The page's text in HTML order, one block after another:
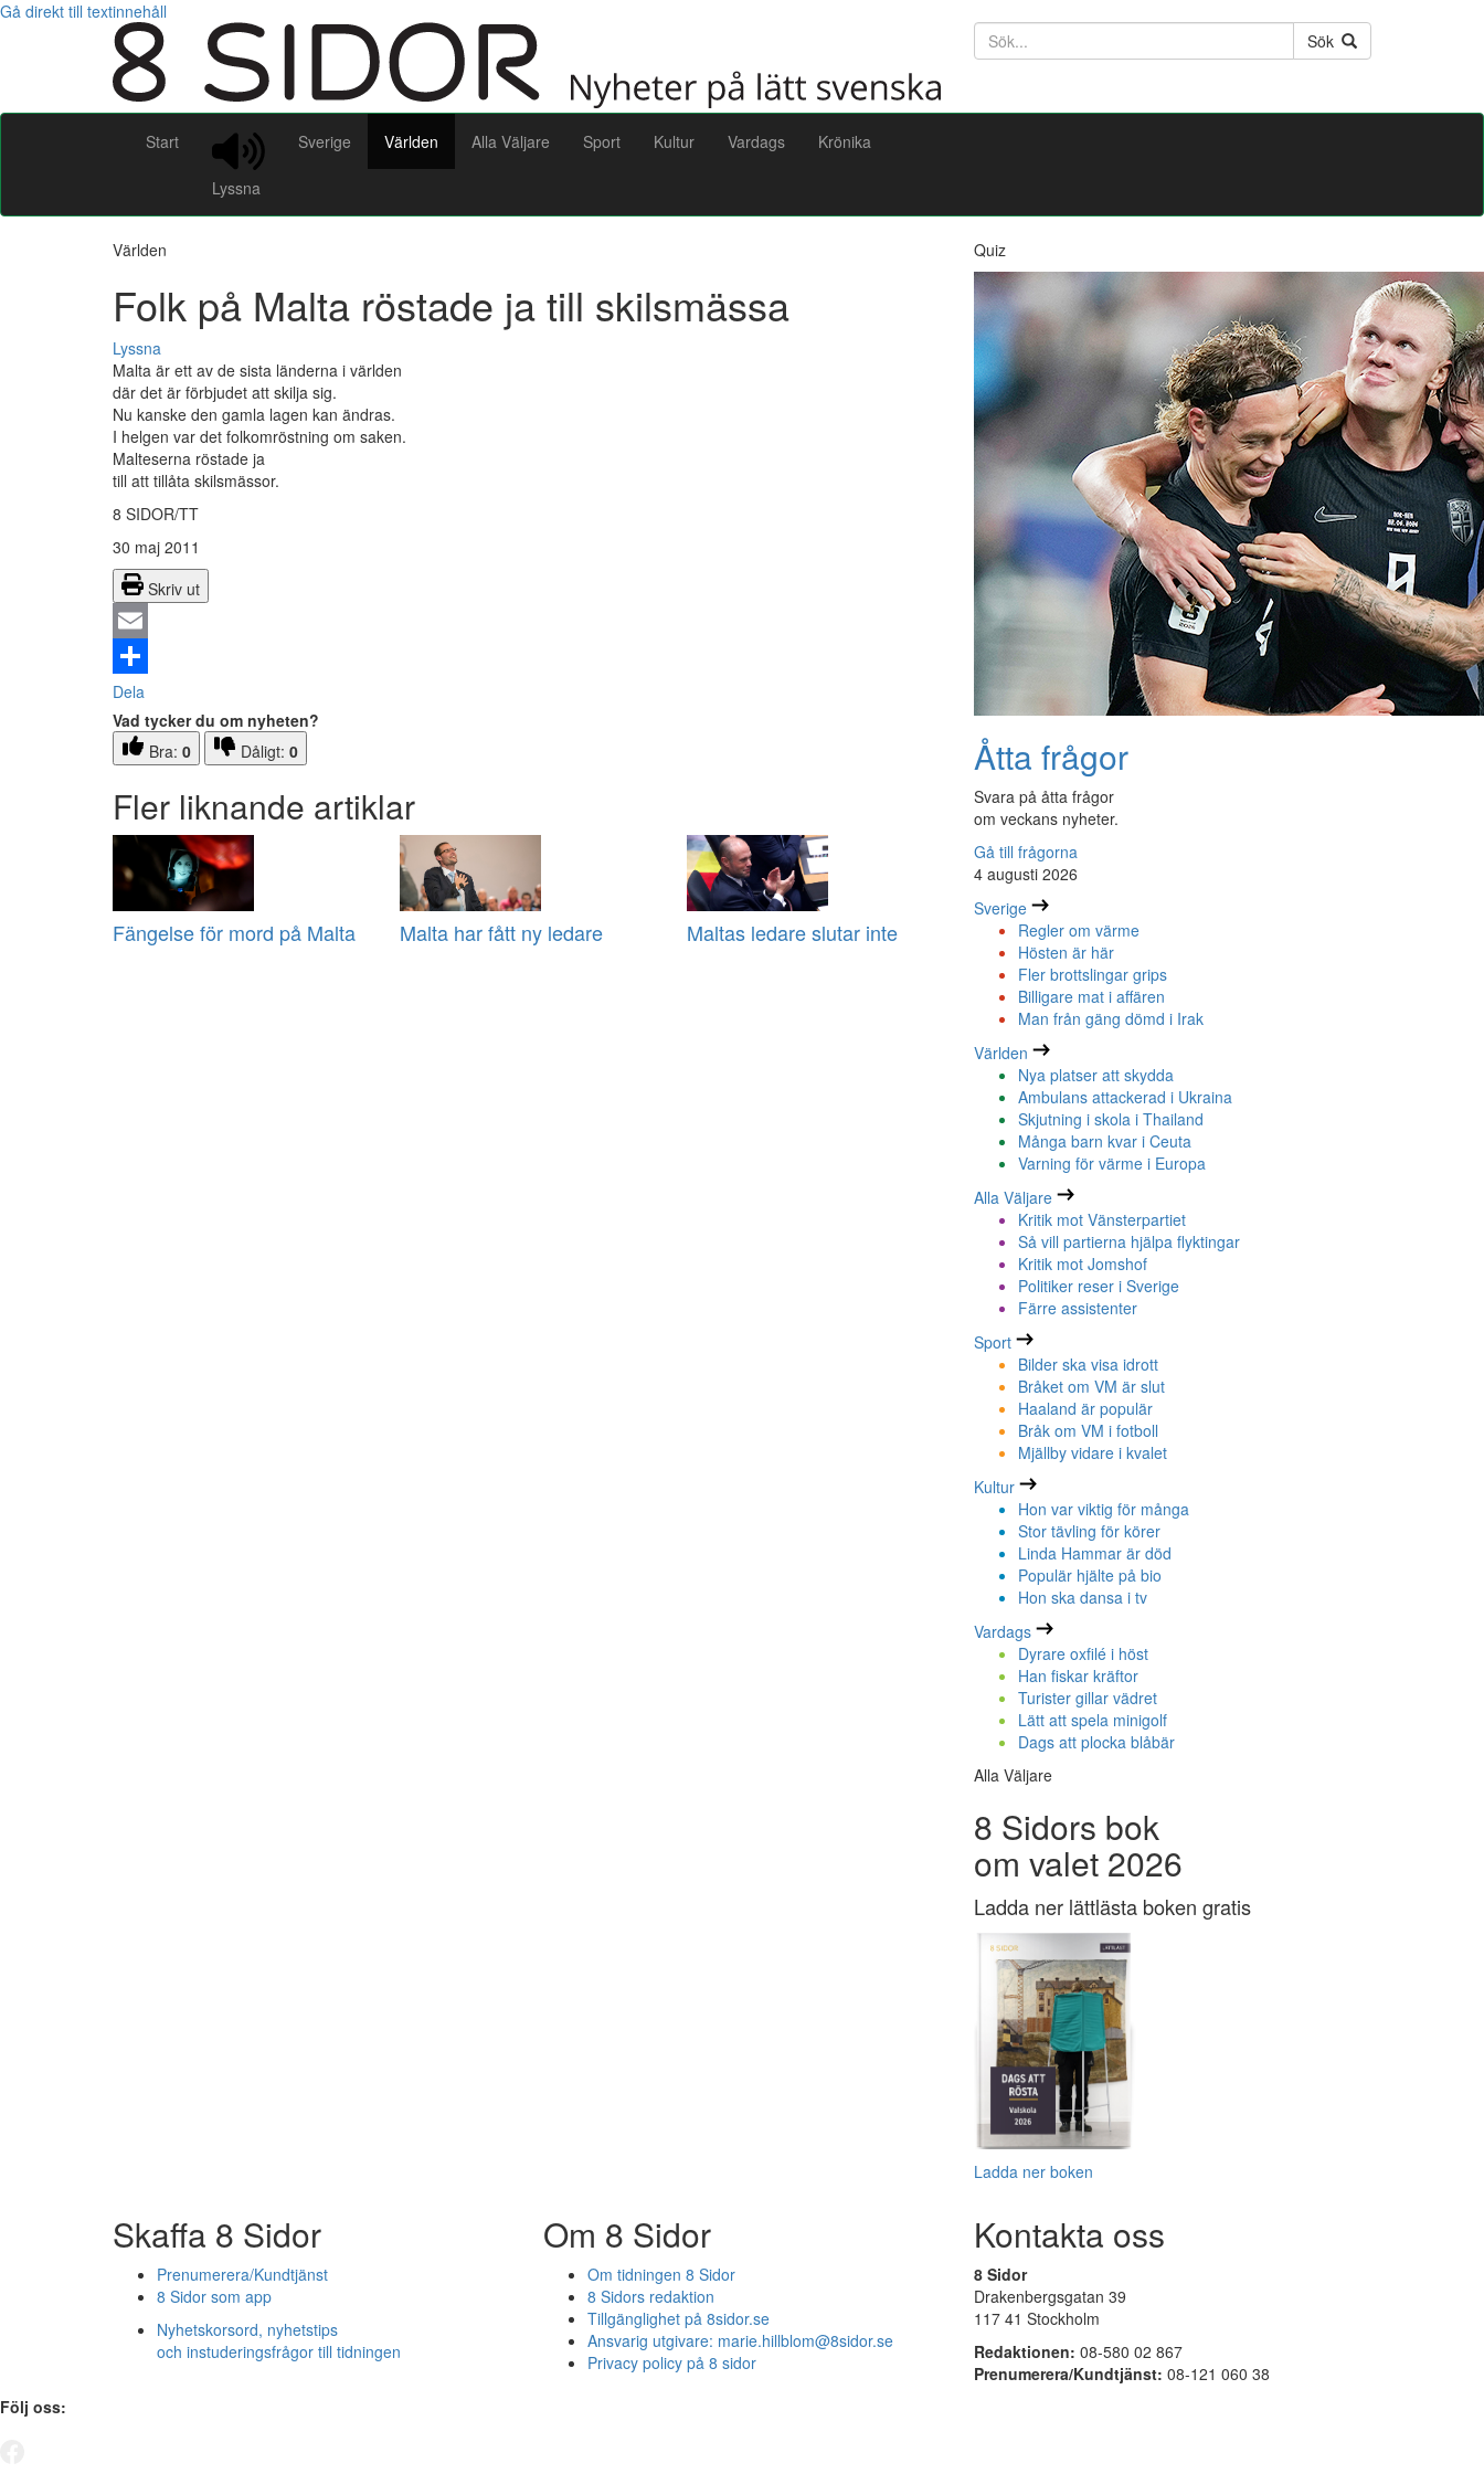
Gå direkt till textinnehåll
Söktext
Sök
Start
Lyssna
Sverige Världen Alla Väljare Sport Kultur Vardags Krönika
Världen
Folk på Malta röstade ja till skilsmässa
Lyssna
Malta är ett av de sista länderna i världen
där det är förbjudet att skilja sig.
Nu kanske den gamla lagen kan ändras.
I helgen var det folkomröstning om saken.
Malteserna röstade ja
till att tillåta skilsmässor.
8 SIDOR/TT
30 maj 2011
Skriv ut
Email
Dela
Vad tycker du om nyheten?
Bra: 0 Dåligt: 0
Fler liknande artiklar
Fängelse för mord på Malta Malta har fått ny ledare Maltas ledare slutar inte
Quiz
Åtta frågor
Svara på åtta frågor
om veckans nyheter.
Gå till frågorna
4 augusti 2026
Sverige
Regler om värme
Hösten är här
Fler brottslingar grips
Billigare mat i affären
Man från gäng dömd i Irak
Världen
Nya platser att skydda
Ambulans attackerad i Ukraina
Skjutning i skola i Thailand
Många barn kvar i Ceuta
Varning för värme i Europa
Alla Väljare
Kritik mot Vänsterpartiet
Så vill partierna hjälpa flyktingar
Kritik mot Jomshof
Politiker reser i Sverige
Färre assistenter
Sport
Bilder ska visa idrott
Bråket om VM är slut
Haaland är populär
Bråk om VM i fotboll
Mjällby vidare i kvalet
Kultur
Hon var viktig för många
Stor tävling för körer
Linda Hammar är död
Populär hjälte på bio
Hon ska dansa i tv
Vardags
Dyrare oxfilé i höst
Han fiskar kräftor
Turister gillar vädret
Lätt att spela minigolf
Dags att plocka blåbär
Alla Väljare
8 Sidors bok
om valet 2026
Ladda ner lättlästa boken gratis
Ladda ner boken
Skaffa 8 Sidor
Prenumerera/Kundtjänst
8 Sidor som app
Nyhetskorsord, nyhetstips
och instuderingsfrågor till tidningen
Om 8 Sidor
Om tidningen 8 Sidor
8 Sidors redaktion
Tillgänglighet på 8sidor.se
Ansvarig utgivare: marie.hillblom@8sidor.se
Privacy policy på 8 sidor
Kontakta oss
8 Sidor
Drakenbergsgatan 39
117 41 Stockholm
Redaktionen: 08-580 02 867
Prenumerera/Kundtjänst: 08-121 060 38
Följ oss: